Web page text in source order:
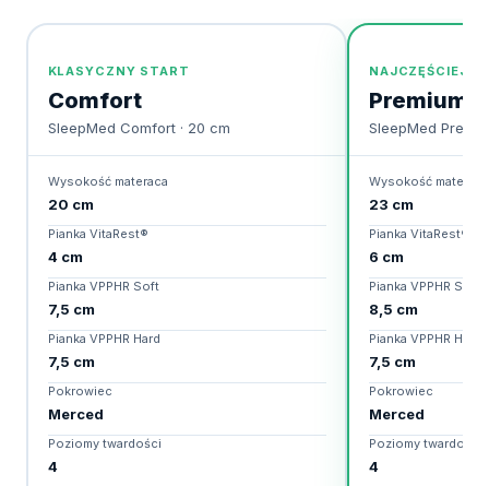
KLASYCZNY START
Comfort
SleepMed Comfort · 20 cm
Wysokość materaca
20 cm
Pianka VitaRest®
4 cm
Pianka VPPHR Soft
7,5 cm
Pianka VPPHR Hard
7,5 cm
Pokrowiec
Merced
Poziomy twardości
4
NAJCZĘŚCIEJ
Premium
SleepMed
Wysokość materaca
23 cm
Pianka VitaRest®
6 cm
Pianka VPPHR Soft
8,5 cm
Pianka VPPHR Hard
7,5 cm
Pokrowiec
Merced
Poziomy twardości
4